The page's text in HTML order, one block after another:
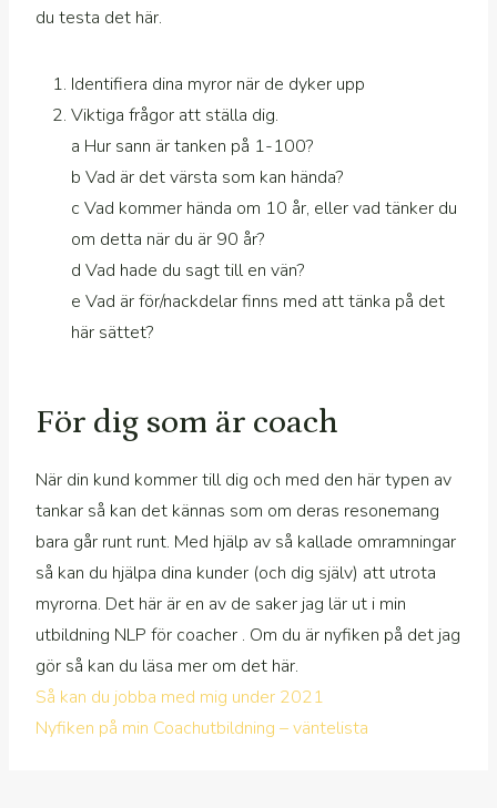
du testa det här.
Identifiera dina myror när de dyker upp
Viktiga frågor att ställa dig.
a Hur sann är tanken på 1-100?
b Vad är det värsta som kan hända?
c Vad kommer hända om 10 år, eller vad tänker du
om detta när du är 90 år?
d Vad hade du sagt till en vän?
e Vad är för/nackdelar finns med att tänka på det
här sättet?
För dig som är coach
När din kund kommer till dig och med den här typen av
tankar så kan det kännas som om deras resonemang
bara går runt runt. Med hjälp av så kallade omramningar
så kan du hjälpa dina kunder (och dig själv) att utrota
myrorna. Det här är en av de saker jag lär ut i min
utbildning NLP för coacher . Om du är nyfiken på det jag
gör så kan du läsa mer om det här.
Så kan du jobba med mig under 2021
Nyfiken på min Coachutbildning – väntelista